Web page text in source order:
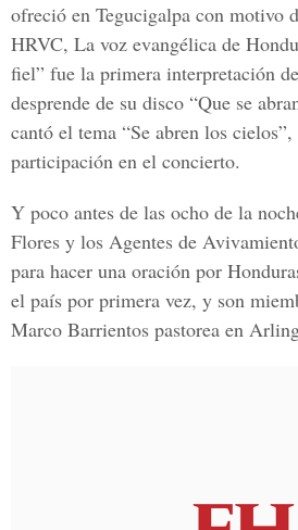
ofreció en Tegucigalpa con motivo
HRVC, La voz evangélica de
fiel” fue la primera interpretación
desprende de su disco “Que se
cantó el tema “Se abren los
participación en el concierto.
Y poco antes de las ocho de la
Flores y los Agentes de
para hacer una oración por
el país por primera vez, y son
Marco Barrientos pastorea en